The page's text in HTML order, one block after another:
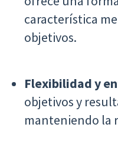
característica
objetivos.
Flexibilidad y
objetivos y
manteniendo la